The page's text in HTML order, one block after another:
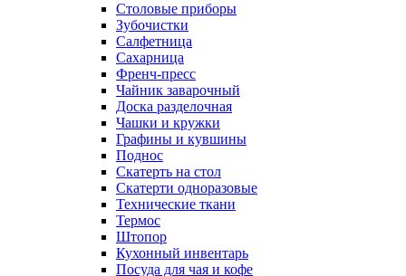
Столовые приборы
Зубочистки
Салфетница
Сахарница
Френч-пресс
Чайник заварочный
Доска разделочная
Чашки и кружки
Графины и кувшины
Поднос
Скатерть на стол
Скатерти одноразовые
Технические ткани
Термос
Штопор
Кухонный инвентарь
Посуда для чая и кофе